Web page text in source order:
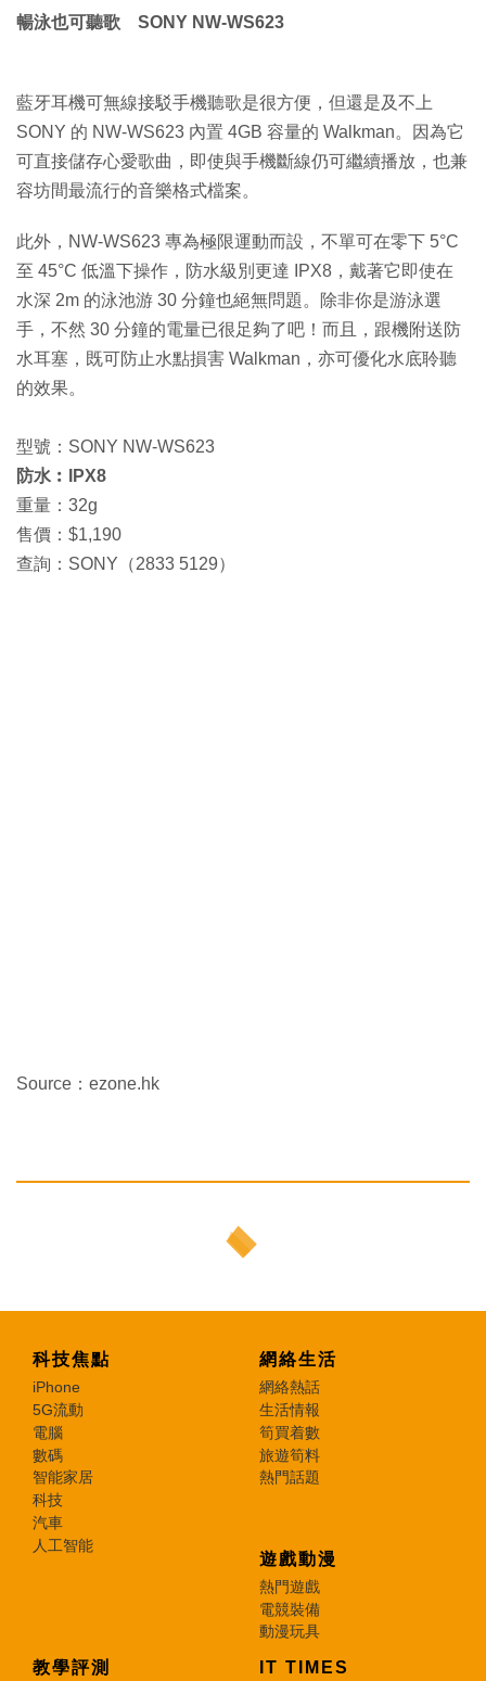
暢泳也可聽歌 SONY NW-WS623
藍牙耳機可無線接駁手機聽歌是很方便，但還是及不上
SONY 的 NW-WS623 內置 4GB 容量的 Walkman。因為它
可直接儲存心愛歌曲，即使與手機斷線仍可繼續播放，也兼
容坊間最流行的音樂格式檔案。
此外，NW-WS623 專為極限運動而設，不單可在零下 5°C
至 45°C 低溫下操作，防水級別更達 IPX8，戴著它即使在
水深 2m 的泳池游 30 分鐘也絕無問題。除非你是游泳選
手，不然 30 分鐘的電量已很足夠了吧！而且，跟機附送防
水耳塞，既可防止水點損害 Walkman，亦可優化水底聆聽
的效果。
型號：SONY NW-WS623
防水︰IPX8
重量：32g
售價：$1,190
查詢：SONY（2833 5129）
Source：ezone.hk
科技焦點
iPhone
5G流動
電腦
數碼
智能家居
科技
汽車
人工智能
網絡生活
網絡熱話
生活情報
筍買着數
旅遊筍料
熱門話題
遊戲動漫
熱門遊戲
電競裝備
動漫玩具
教學評測 IT TIMES